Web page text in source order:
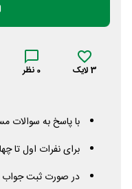
3 لایک 0 نظر
با پاسخ به سوالات مسابقه خطای
برای نفرات اول تا چهار به ترتیب 24،
در صورت ثبت